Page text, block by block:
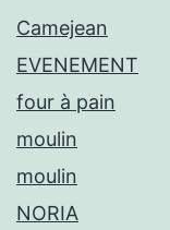
Camejean
EVENEMENT
four à pain
moulin
moulin
NORIA